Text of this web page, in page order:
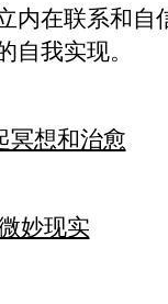
内在联系和自
我实现。
冥想和治愈
妙现实